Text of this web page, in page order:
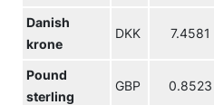
Danish
krone
DKK 7.4581
Pound
sterling
GBP 0.8523